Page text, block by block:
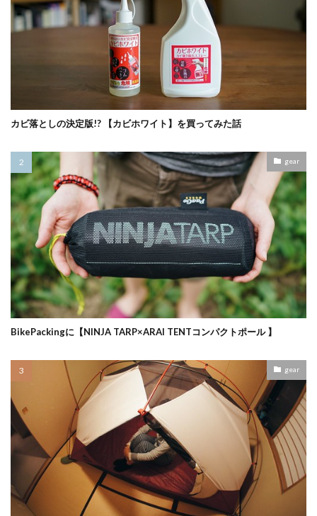
カビ落としの決定版!? 【カビホワイト】を買ってみた話
gear
BikePackingに【NINJA TARP×ARAI TENTコンパクトポール 】
gear